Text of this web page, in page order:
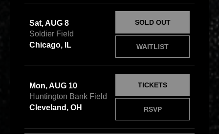
Sat, AUG 8
Soldier Field
Chicago, IL
WAITLIST
SOLD OUT
Mon, AUG 10
Huntington Bank Field
Cleveland, OH
RSVP
TICKETS